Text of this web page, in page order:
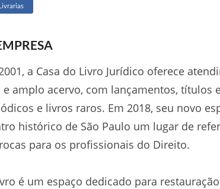
a Casa do Livro Jurídico oferece
e amplo acervo, com lançamentos, títulos
e livros raros. Em 2018, seu novo
histórico de São Paulo um lugar de
para os profissionais do Direito.
é um espaço dedicado para